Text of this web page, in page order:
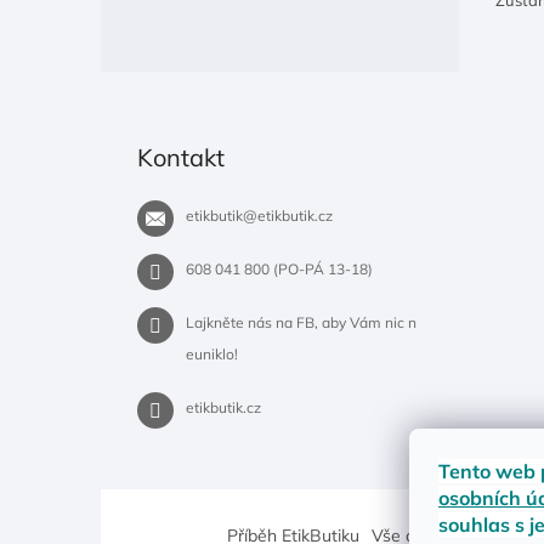
Tento web
osobních
souhlas s
Kontakt
etikbutik@etikbutik.cz
608 041 800 (PO-PÁ 13-18)
Lajkněte nás na FB, aby Vám nic n
euniklo!
etikbutik.cz
Příběh EtikButiku Vše o nákupu